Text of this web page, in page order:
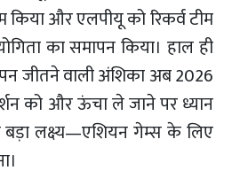
किया और एलपीयू को रिकर्व टीम
का समापन किया। हाल ही
जीतने वाली अंशिका अब 2026
को और ऊंचा ले जाने पर ध्यान
लक्ष्य—एशियन गेम्स के लिए